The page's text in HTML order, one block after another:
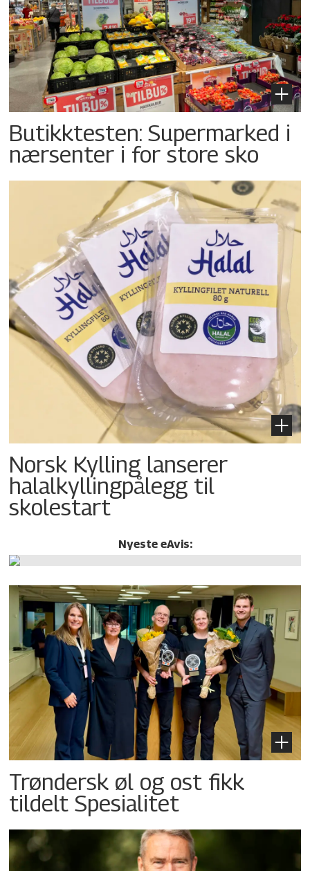
Butikktesten: Supermarked i
nærsenter i for store sko
Norsk Kylling lanserer
halalkylling­pålegg til
skolestart
Nyeste eAvis:
Trøndersk øl og ost fikk
tildelt Spesialitet